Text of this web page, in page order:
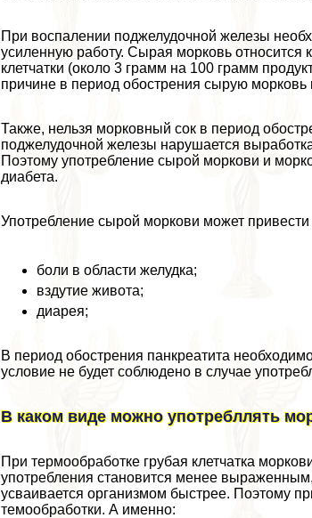
При воспалении поджелудочной железы
усиленную работу. Сырая морковь относится
клетчатки (около 3 грамм на 100 грамм
причине в период обострения сырую морковь
Также, нельзя морковный сок в период
поджелудочной железы нарушается
Поэтому употрeбление сырой моркови и
диабета.
Употрeбление сырой моркови может
боли в области желудка;
вздутие живота;
диарея;
В период обострения панкреатита
условие не будет соблюдено в случае
В каком виде можно употрeбллять
При термообработке грубая клетчатка
употрeбления становится менее
усваивается организмом быстрее. Поэтому
темообработки. А именно: